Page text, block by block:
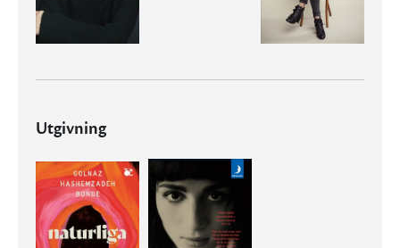
Utgivning